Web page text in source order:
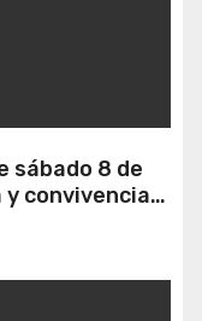
sábado 8 de
convivencia